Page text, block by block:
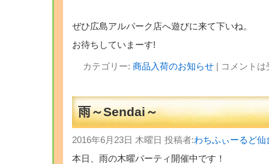
ぜひ広島アルパーク店へ遊びに来て下いね。
お待ちしていまーす!
カテゴリー: 商品入荷のお知らせ| コメント
雨～Sendai～
2016年6月23日 木曜日 投稿者:わちふぃーるど仙
本日、雨の木曜パーティ開催中です！